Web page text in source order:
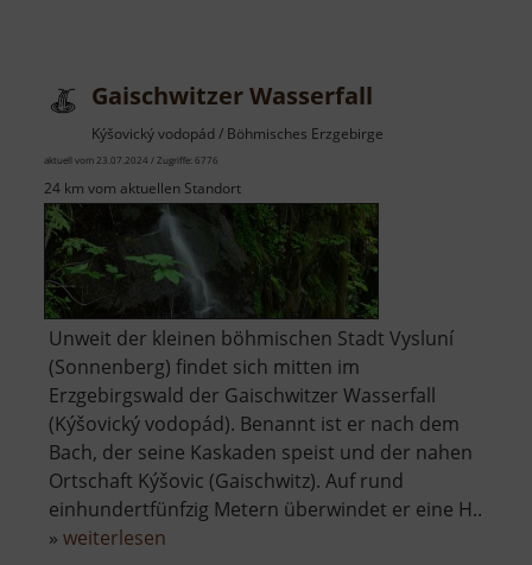
Gaischwitzer Wasserfall
Kýšovický vodopád / Böhmisches Erzgebirge
aktuell vom 23.07.2024 / Zugriffe: 6776
24 km vom aktuellen Standort
Unweit der kleinen böhmischen Stadt Vysluní
(Sonnenberg) findet sich mitten im
Erzgebirgswald der Gaischwitzer Wasserfall
(Kýšovický vodopád). Benannt ist er nach dem
Bach, der seine Kaskaden speist und der nahen
Ortschaft Kýšovic (Gaischwitz). Auf rund
einhundertfünfzig Metern überwindet er eine H..
» weiterlesen